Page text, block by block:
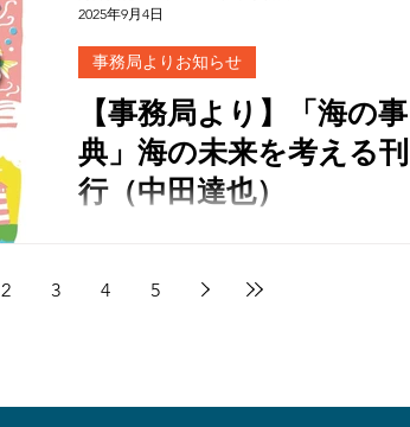
【事務局より】「海の事
典」海の未来を考える刊
行（中田達也）
事務局よりお知らせ
2025年9月4日
2 3 4 5